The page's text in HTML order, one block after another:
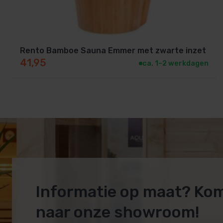
Kijk voor het gehele Rento assortiment
Rento Bamboe Sauna Emmer met zwarte inzet
41,95 ca. 1–2 werkdagen
Informatie op maat?
naar onze showroom!